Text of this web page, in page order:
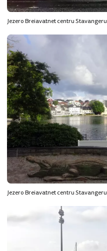
Jezero Breiavatnet centru Stavangeru
Jezero Breiavatnet centru Stavangeru